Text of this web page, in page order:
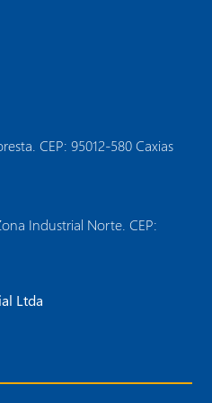
CEP: 95012-580 Caxias
Industrial Norte. CEP:
Ltda